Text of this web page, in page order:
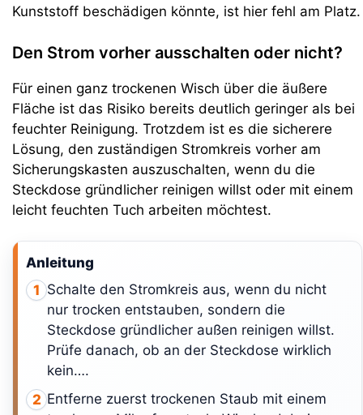
Kunststoff beschädigen könnte, ist hier fehl am Platz.
Den Strom vorher ausschalten oder nicht?
Für einen ganz trockenen Wisch über die äußere
Fläche ist das Risiko bereits deutlich geringer als bei
feuchter Reinigung. Trotzdem ist es die sicherere
Lösung, den zuständigen Stromkreis vorher am
Sicherungskasten auszuschalten, wenn du die
Steckdose gründlicher reinigen willst oder mit einem
leicht feuchten Tuch arbeiten möchtest.
Anleitung
1 Schalte den Stromkreis aus, wenn du nicht
nur trocken entstauben, sondern die
Steckdose gründlicher außen reinigen willst.
Prüfe danach, ob an der Steckdose wirklich
kein….
2 Entferne zuerst trockenen Staub mit einem